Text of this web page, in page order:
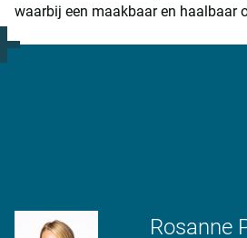
waarbij een maakbaar en haalbaar
Rosanne